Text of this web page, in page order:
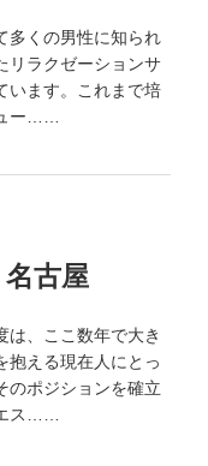
多くの男性に知られ
リラクゼーションサ
います。これまで培
ー……
古屋
は、ここ数年で大き
抱える現在人にとっ
のポジションを確立
ス……